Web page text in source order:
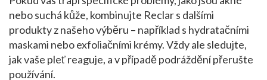
nebo suchá kůže, kombinujte Reclar s dalšími
produkty z našeho výběru – například s hydratačními
maskami nebo exfoliačními krémy. Vždy ale sledujte,
jak vaše pleť reaguje, a v případě podráždění přerušte
používání.